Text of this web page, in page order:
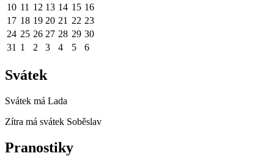
10 11 12 13 14 15 16
17 18 19 20 21 22 23
24 25 26 27 28 29 30
31 1 2 3 4 5 6
Svátek
Svátek má Lada
Zítra má svátek Soběslav
Pranostiky